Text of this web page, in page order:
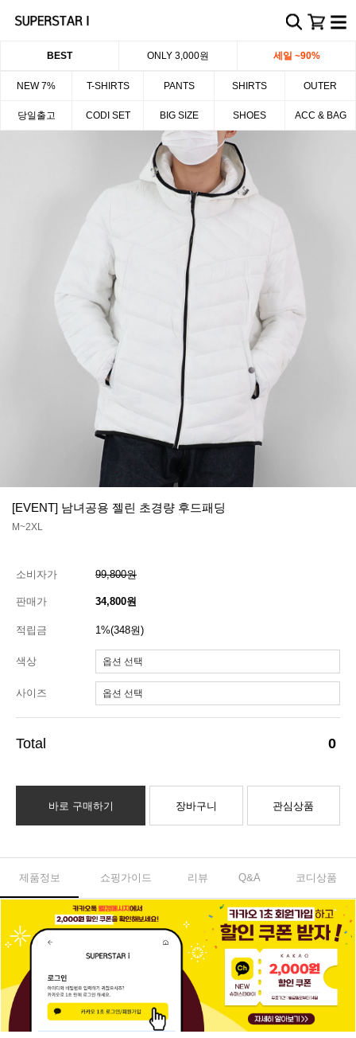
BEST ONLY 3,000원 세일 ~90%
NEW 7% T-SHIRTS PANTS SHIRTS OUTER
당일출고 CODI SET BIG SIZE SHOES ACC & BAG
[EVENT] 남녀공용 젤린 초경량 후드패딩
M~2XL
소비자가 99,800원
판매가 34,800원
적립금 1%(348원)
색상
사이즈
0
바로 구매하기 장바구니 관심상품
제품정보 쇼핑가이드 리뷰 Q&A 코디상품